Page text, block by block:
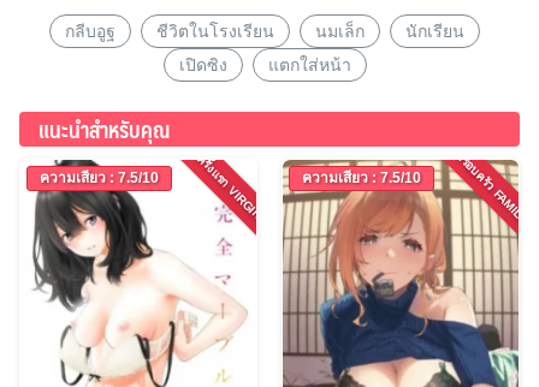
กลีบอูฐ ชีวิตในโรงเรียน นมเล็ก
นักเรียน
เปิดซิง
แตกใส่หน้า
แนะนำสำหรับคุณ
ครั้งแรก VIRGIN
ความเสียว : 7.5/10 ครอบครัว FAMILY
ความเสียว : 7.5/10